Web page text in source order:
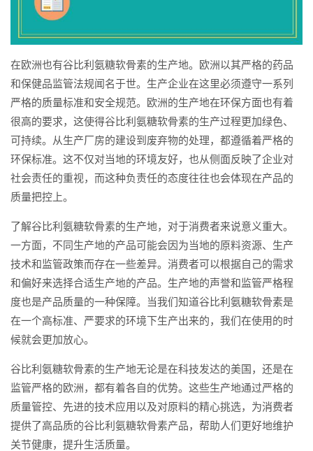
在欧洲也有谷比利氨糖软骨素的生产地。欧洲以其严格的药品
和保健品监管法规闻名于世。生产企业在这里必须遵守一系列
严格的质量标准和安全规范。欧洲的生产地在环保方面也有着
很高的要求，这使得谷比利氨糖软骨素的生产过程更加绿色、
可持续。从生产厂房的建设到废弃物的处理，都遵循着严格的
环保标准。这不仅对当地的环境友好，也从侧面反映了企业对
社会责任的重视，而这种负责任的态度往往也会体现在产品的
质量把控上。
了解谷比利氨糖软骨素的生产地，对于消费者来说意义重大。
一方面，不同生产地的产品可能会因为当地的原料资源、生产
技术和监管政策而存在一些差异。消费者可以根据自己的需求
和偏好来选择合适生产地的产品。生产地的声誉和监管严格程
度也是产品质量的一种保障。当我们知道谷比利氨糖软骨素是
在一个高标准、严要求的环境下生产出来的，我们在使用的时
候就会更加放心。
谷比利氨糖软骨素的生产地无论是在科技发达的美国，还是在
监管严格的欧洲，都有着各自的优势。这些生产地通过严格的
质量管控、先进的技术应用以及对原料的精心挑选，为消费者
提供了高品质的谷比利氨糖软骨素产品，帮助人们更好地维护
关节健康，提升生活质量。